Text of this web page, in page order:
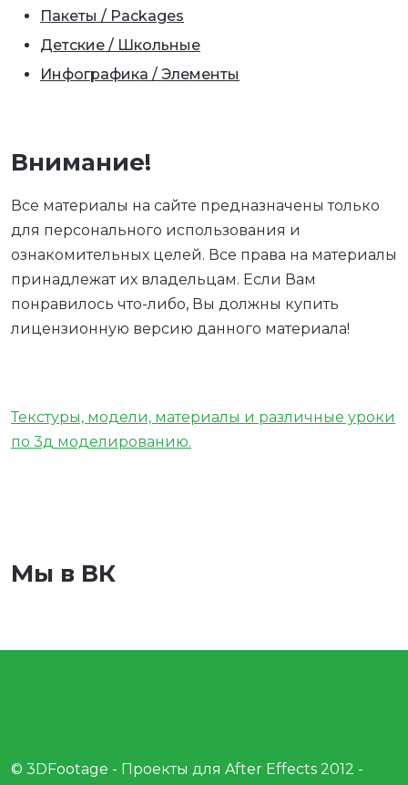
Пакеты / Packages
Детские / Школьные
Инфографика / Элементы
Внимание!
Все материалы на сайте предназначены только
для персонального использования и
ознакомительных целей. Все права на материалы
принадлежат их владельцам. Если Вам
понравилось что-либо, Вы должны купить
лицензионную версию данного материала!
Текстуры, модели, материалы и различные уроки
по 3д моделированию.
Мы в ВК
© 3DFootage - Проекты для After Effects 2012 -